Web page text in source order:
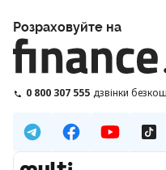
Розраховуйте на
0 800 307 555 дзвінки